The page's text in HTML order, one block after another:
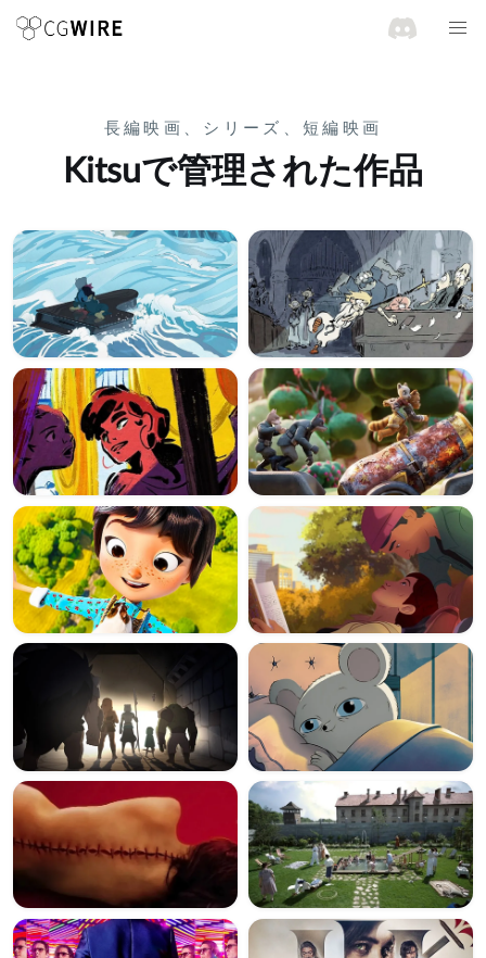
長編映画、シリーズ、短編映画
Kitsuで管理された作品